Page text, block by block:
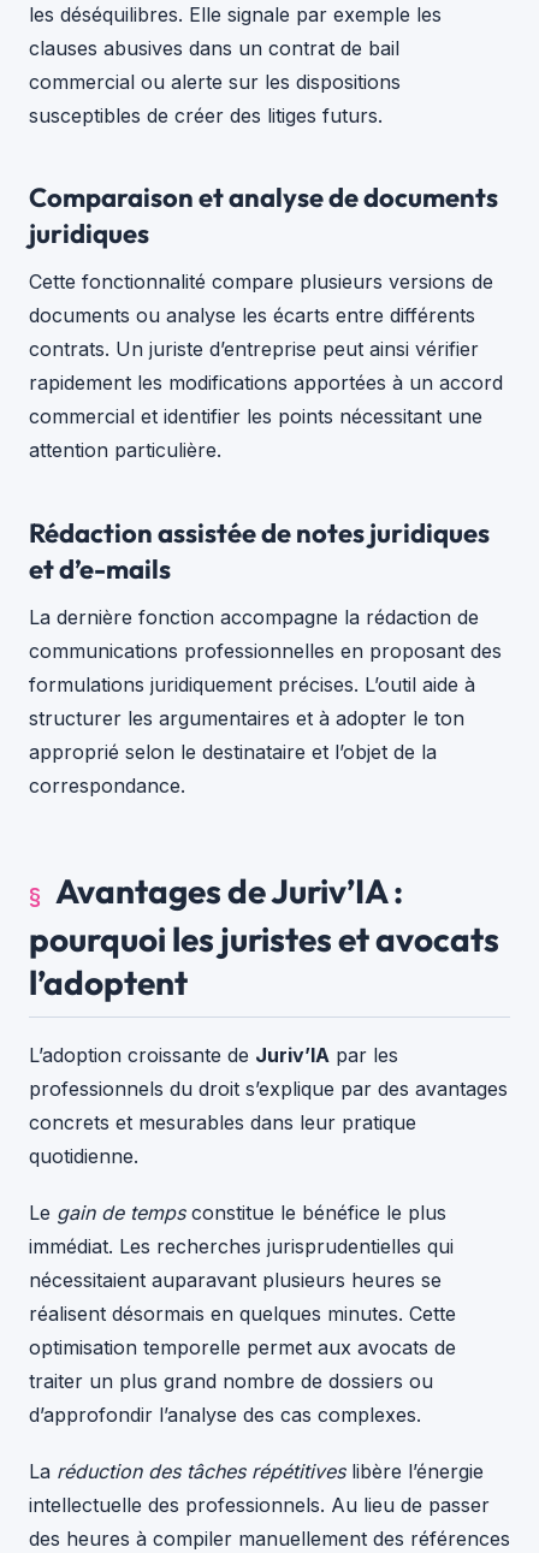
les déséquilibres. Elle signale par exemple les
clauses abusives dans un contrat de bail
commercial ou alerte sur les dispositions
susceptibles de créer des litiges futurs.
Comparaison et analyse de documents
juridiques
Cette fonctionnalité compare plusieurs versions de
documents ou analyse les écarts entre différents
contrats. Un juriste d’entreprise peut ainsi vérifier
rapidement les modifications apportées à un accord
commercial et identifier les points nécessitant une
attention particulière.
Rédaction assistée de notes juridiques
et d’e-mails
La dernière fonction accompagne la rédaction de
communications professionnelles en proposant des
formulations juridiquement précises. L’outil aide à
structurer les argumentaires et à adopter le ton
approprié selon le destinataire et l’objet de la
correspondance.
Avantages de Juriv’IA :
pourquoi les juristes et avocats
l’adoptent
L’adoption croissante de Juriv’IA par les
professionnels du droit s’explique par des avantages
concrets et mesurables dans leur pratique
quotidienne.
Le gain de tempsconstitue le bénéfice le plus
immédiat. Les recherches jurisprudentielles qui
nécessitaient auparavant plusieurs heures se
réalisent désormais en quelques minutes. Cette
optimisation temporelle permet aux avocats de
traiter un plus grand nombre de dossiers ou
d’approfondir l’analyse des cas complexes.
La réduction des tâches répétitiveslibère l’énergie
intellectuelle des professionnels. Au lieu de passer
des heures à compiler manuellement des références